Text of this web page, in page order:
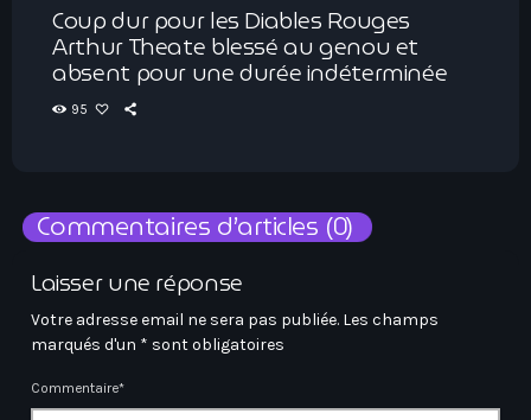
Coup dur pour les Diables Rouges
Arthur Theate blessé au genou et
absent pour une durée indéterminée
95
Commentaires d’articles (0)
Laisser une réponse
Votre adresse email ne sera pas publiée. Les champs
marqués d'un * sont obligatoires
Commentaire*